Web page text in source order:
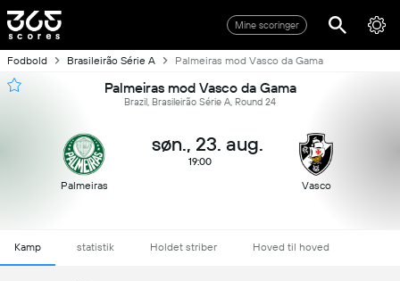
Mine scoringer
Fodbold Brasileirão Série A Palmeiras mod Vasco da Gama
Palmeiras mod Vasco da Gama
Brazil, Brasileirão Série A, Round 24
Palmeiras
søn., 23. aug.
19:00
Vasco
Kamp statistik Holdet striber Hoved til hoved